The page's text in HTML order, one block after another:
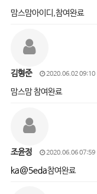
맘스맘아이디,참여완료
김형준 2020.06.02 09:10
맘스맘 참여완료
조윤정 2020.06.06 07:59
ka@5eda참여완료